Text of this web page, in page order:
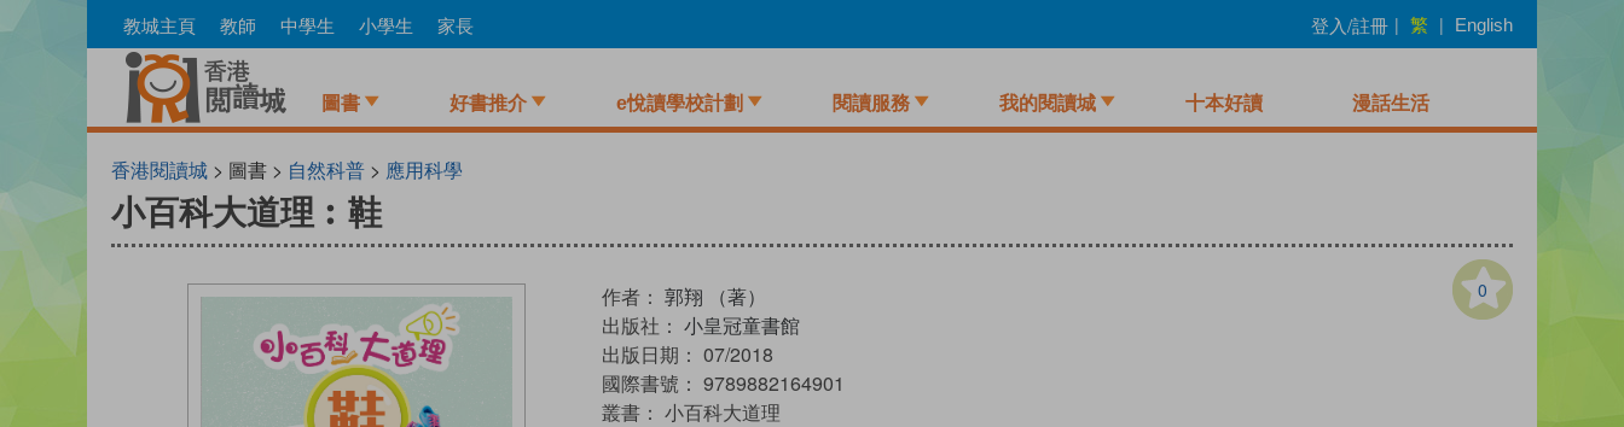
to
教城主頁 教師 中學生 小學生 家長 登入/註冊 | 繁 | English
圖書 好書推介 e悅讀學校計劃 閱讀服務 我的閱讀城 十本好讀 漫話生活
香港閱讀城 > 圖書 > 自然科普 > 應用科學
小百科大道理︰鞋
0
作者： 郭翔 （著）
出版社： 小皇冠童書館
出版日期： 07/2018
國際書號： 9789882164901
叢書： 小百科大道理